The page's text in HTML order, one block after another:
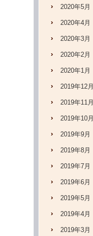
2020年5月
2020年4月
2020年3月
2020年2月
2020年1月
2019年12月
2019年11月
2019年10月
2019年9月
2019年8月
2019年7月
2019年6月
2019年5月
2019年4月
2019年3月